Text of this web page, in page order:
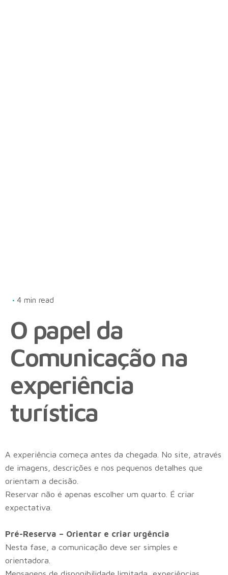
4 min read
O papel da
Comunicação na
experiência
turística
A experiência começa antes da chegada. No site, através
de imagens, descrições e nos pequenos detalhes que
orientam a decisão.
Reservar não é apenas escolher um quarto. É criar
expectativa.
Pré-Reserva – Orientar e criar urgência
Nesta fase, a comunicação deve ser simples e
orientadora.